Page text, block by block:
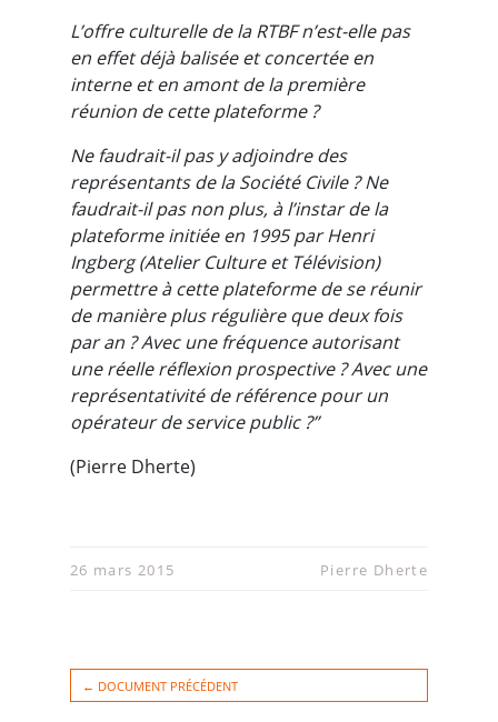
L’offre culturelle de la RTBF n’est-elle pas
en effet déjà balisée et concertée en
interne et en amont de la première
réunion de cette plateforme ?
Ne faudrait-il pas y adjoindre des
représentants de la Société Civile ? Ne
faudrait-il pas non plus, à l’instar de la
plateforme initiée en 1995 par Henri
Ingberg (Atelier Culture et Télévision)
permettre à cette plateforme de se réunir
de manière plus régulière que deux fois
par an ? Avec une fréquence autorisant
une réelle réflexion prospective ? Avec une
représentativité de référence pour un
opérateur de service public ?”
(Pierre Dherte)
26 mars 2015 Pierre Dherte
← DOCUMENT PRÉCÉDENT